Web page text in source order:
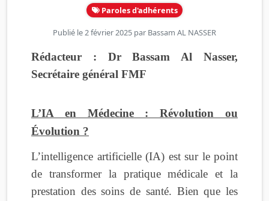
Paroles d'adhérents
Publié le 2 février 2025 par Bassam AL NASSER
Rédacteur : Dr Bassam Al Nasser,
Secrétaire général FMF
L’IA en Médecine : Révolution ou
Évolution ?
L’intelligence artificielle (IA) est sur le point
de transformer la pratique médicale et la
prestation des soins de santé. Bien que les